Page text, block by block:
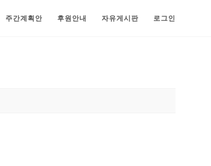
주간계획안 후원안내 자유게시판 로그인